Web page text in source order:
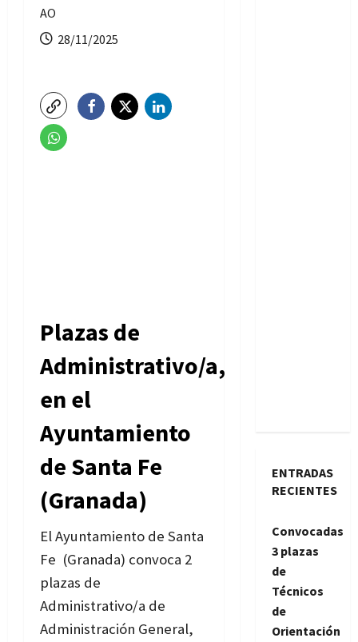
AO
28/11/2025
Plazas de
Administrativo/a,
en el
Ayuntamiento
de Santa Fe
(Granada)
El Ayuntamiento de Santa
Fe (Granada) convoca 2
plazas de
Administrativo/a de
Administración General,
ENTRADAS
RECIENTES
Convocadas
3 plazas
de
Técnicos
de
Orientación